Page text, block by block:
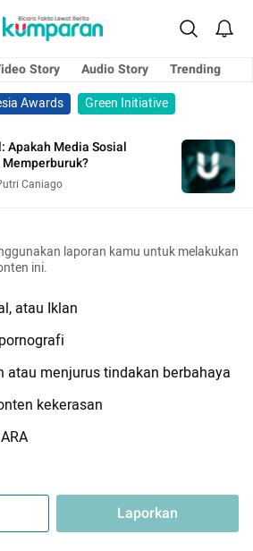
Story Audio Story
Trending
Awards
Green Initiative
Apakah Media Sosial
Caniago
laporan kamu untuk melakukan
ini.
atau Iklan
atau menjurus tindakan berbahaya
kekerasan
Laporkan